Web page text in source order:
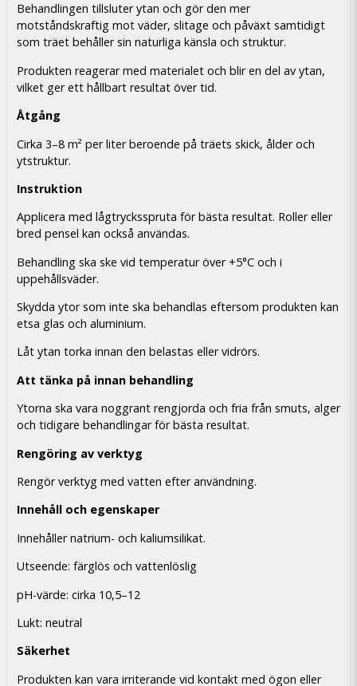
Behandlingen tillsluter ytan och gör den mer
motståndskraftig mot väder, slitage och påväxt samtidigt
som träet behåller sin naturliga känsla och struktur.
Produkten reagerar med materialet och blir en del av ytan,
vilket ger ett hållbart resultat över tid.
Åtgång
Cirka 3–8 m² per liter beroende på träets skick, ålder och
ytstruktur.
Instruktion
Applicera med lågtrycksspruta för bästa resultat. Roller eller
bred pensel kan också användas.
Behandling ska ske vid temperatur över +5°C och i
uppehållsväder.
Skydda ytor som inte ska behandlas eftersom produkten kan
etsa glas och aluminium.
Låt ytan torka innan den belastas eller vidrörs.
Att tänka på innan behandling
Ytorna ska vara noggrant rengjorda och fria från smuts, alger
och tidigare behandlingar för bästa resultat.
Rengöring av verktyg
Rengör verktyg med vatten efter användning.
Innehåll och egenskaper
Innehåller natrium- och kaliumsilikat.
Utseende: färglös och vattenlöslig
pH-värde: cirka 10,5–12
Lukt: neutral
Säkerhet
Produkten kan vara irriterande vid kontakt med ögon eller